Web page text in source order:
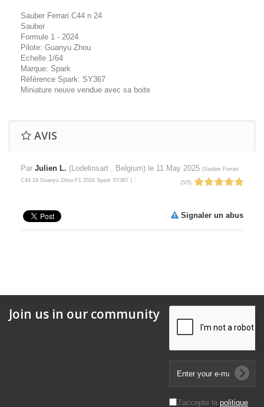
Sauber Ferrari C44 n 24
Sauber
Formule 1 - 2024
Pilote: Guanyu Zhou
Echelle 1/64
Marque: Spark
Référence Spark: SY367
Miniature neuve vendue avec sa boite
AVIS
Par Julien L. (Lodelinsart , Belgium) le 11 May 2025 (Sauber Ferrari
C44 24 Guanyu Zhou F1 2024 Spark SY367 ) : (5/5)
Signaler un abus
Join us in our community
J'accepte la politique